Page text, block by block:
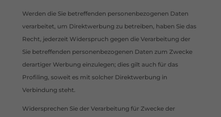
Werden die Sie betreffenden personenbezogenen Daten
verarbeitet, um Direktwerbung zu betreiben, haben Sie das
Recht, jederzeit Widerspruch gegen die Verarbeitung der
Sie betreffenden personenbezogenen Daten zum Zwecke
derartiger Werbung einzulegen; dies gilt auch für das
Profiling, soweit es mit solcher Direktwerbung in
Verbindung steht.
Widersprechen Sie der Verarbeitung für Zwecke der